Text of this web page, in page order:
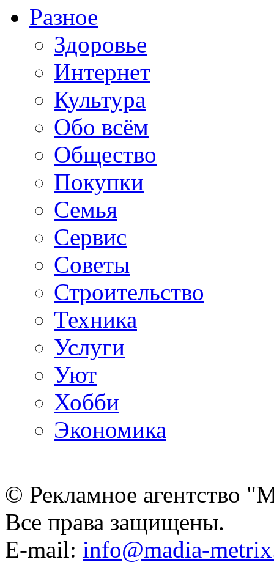
Разное
Здоровье
Интернет
Культура
Обо всём
Общество
Покупки
Семья
Сервис
Советы
Строительство
Техника
Услуги
Уют
Хобби
Экономика
© Рекламное агентство
Все права защищены.
E-mail: info@madia-